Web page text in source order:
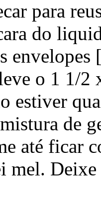
para
do
o 1 1/2
estiver
de
até ficar
mel.